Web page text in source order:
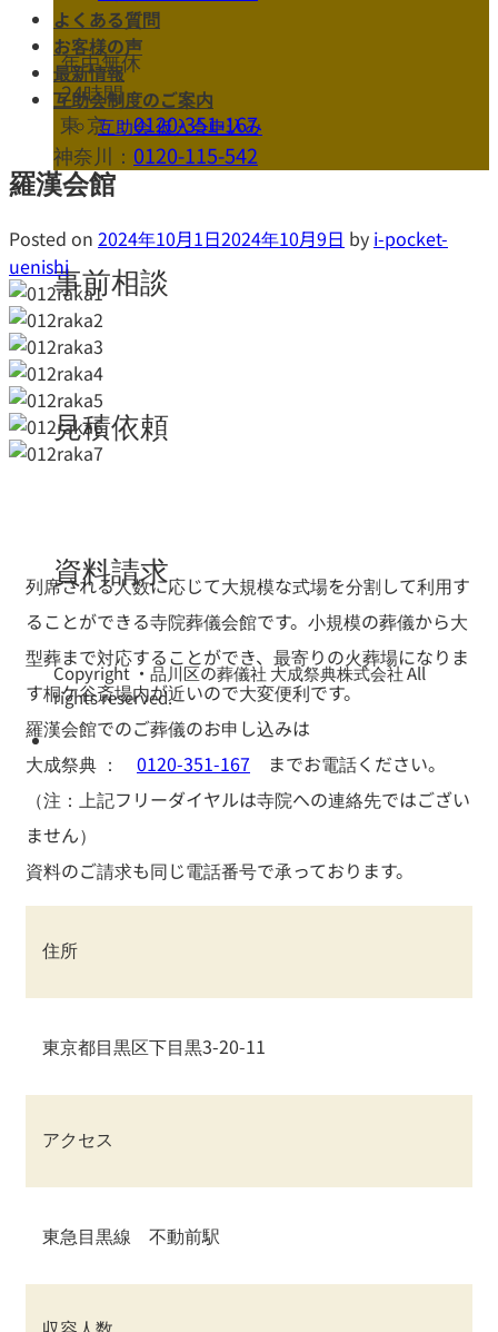
年中無休
24時間
東京：0120-351-167
神奈川： 0120-115-542
事前相談
見積依頼
資料請求
Copyright ・品川区の葬儀社 大成祭典株式会社 All
rights reserved.
よくある質問
お客様の声
最新情報
互助会制度のご案内
互助会 仮入会申込み
羅漢会館
Posted on 2024年10月1日2024年10月9日 by i-pocket-
uenishi
列席される人数に応じて大規模な式場を分割して利用す
ることができる寺院葬儀会館です。小規模の葬儀から大
型葬まで対応することができ、最寄りの火葬場になりま
す桐ケ谷斎場内が近いので大変便利です。
羅漢会館でのご葬儀のお申し込みは
大成祭典 ： 0120-351-167 までお電話ください。
（注：上記フリーダイヤルは寺院への連絡先ではござい
ません）
資料のご請求も同じ電話番号で承っております。
住所
東京都目黒区下目黒3-20-11
アクセス
東急目黒線 不動前駅